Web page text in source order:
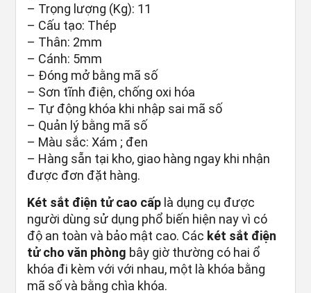
– Trọng lượng (Kg): 11
– Cấu tạo: Thép
– Thân: 2mm
– Cánh: 5mm
– Đóng mở bằng mã số
– Sơn tĩnh điện, chống oxi hóa
– Tự động khóa khi nhập sai mã số
– Quản lý bằng mã số
– Màu sắc: Xám ; đen
– Hàng sẵn tại kho, giao hàng ngay khi nhận
được đơn đặt hàng.
Két sắt điện tử cao cấp là dụng cụ được
người dùng sử dụng phổ biến hiện nay vì có
độ an toàn và bảo mật cao. Các két sắt điện
tử cho văn phòng bây giờ thường có hai ổ
khóa đi kèm với với nhau, một là khóa bằng
mã số và bằng chìa khóa.